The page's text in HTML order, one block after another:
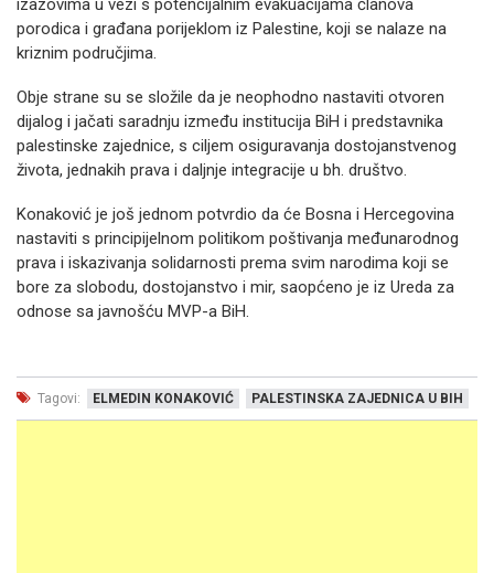
izazovima u vezi s potencijalnim evakuacijama članova
porodica i građana porijeklom iz Palestine, koji se nalaze na
kriznim područjima.
Obje strane su se složile da je neophodno nastaviti otvoren
dijalog i jačati saradnju između institucija BiH i predstavnika
palestinske zajednice, s ciljem osiguravanja dostojanstvenog
života, jednakih prava i daljnje integracije u bh. društvo.
Konaković je još jednom potvrdio da će Bosna i Hercegovina
nastaviti s principijelnom politikom poštivanja međunarodnog
prava i iskazivanja solidarnosti prema svim narodima koji se
bore za slobodu, dostojanstvo i mir, saopćeno je iz Ureda za
odnose sa javnošću MVP-a BiH.
Tagovi: ELMEDIN KONAKOVIĆ PALESTINSKA ZAJEDNICA U BIH